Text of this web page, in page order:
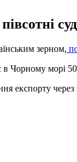
зерном,
Чорному морі
через